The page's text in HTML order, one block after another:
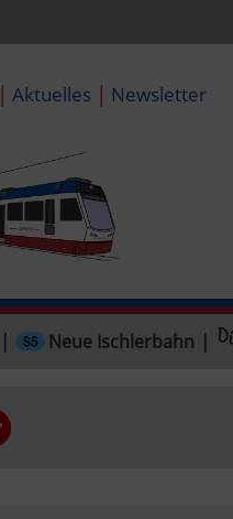
| Aktuelles | Newsletter
Neue Ischlerbahn